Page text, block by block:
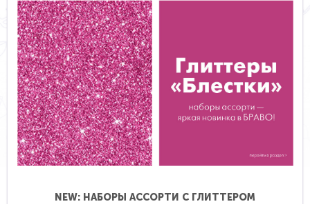
NEW: НАБОРЫ АССОРТИ С ГЛИТТЕРОМ